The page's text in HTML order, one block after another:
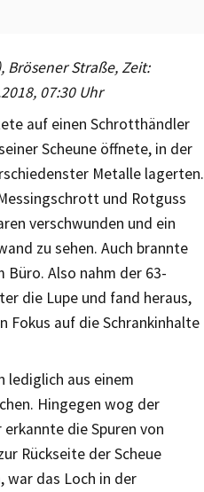
Brösener Straße, Zeit:
07:30 Uhr
auf einen Schrotthändler
Scheune öffnete, in der
Metalle lagerten.
und Rotguss
verschwunden und ein
zu sehen. Auch brannte
Also nahm der 63-
die Lupe und fand heraus,
Fokus auf die Schrankinhalte
lediglich aus einem
Hingegen wog der
die Spuren von
Rückseite der Scheue
war das Loch in der